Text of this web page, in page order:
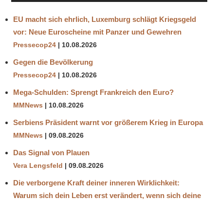
EU macht sich ehrlich, Luxemburg schlägt Kriegsgeld
vor: Neue Euroscheine mit Panzer und Gewehren
Pressecop24 10.08.2026
Gegen die Bevölkerung
Pressecop24 10.08.2026
Mega-Schulden: Sprengt Frankreich den Euro?
MMNews 10.08.2026
Serbiens Präsident warnt vor größerem Krieg in Europa
MMNews 09.08.2026
Das Signal von Plauen
Vera Lengsfeld 09.08.2026
Die verborgene Kraft deiner inneren Wirklichkeit:
Warum sich dein Leben erst verändert, wenn sich deine